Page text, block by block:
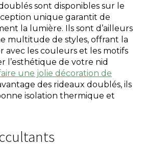
sont disponibles sur le
unique garantit de
la lumière. Ils sont d’ailleurs
multitude de styles, offrant la
avec les couleurs et les motifs
l’esthétique de votre nid
une jolie décoration de
des rideaux doublés, ils
isolation thermique et